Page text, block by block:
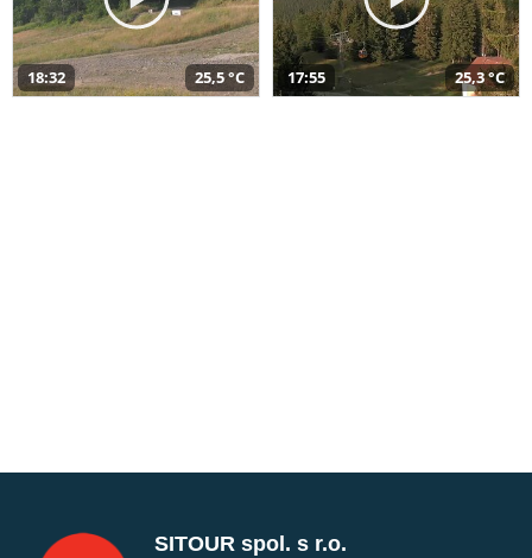
18:32 25,5 °C 17:55 25,3 °C
SITOUR spol. s r.o.